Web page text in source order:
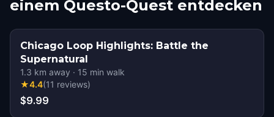
einem Questo-Quest entdecken
Chicago Loop Highlights: Battle the
Supernatural
1.3 km away · 15 min walk
★4.4(11 reviews)
$9.99